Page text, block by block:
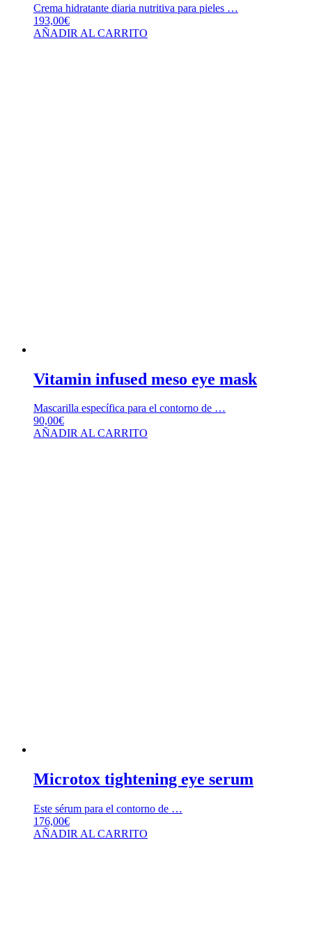
Crema hidratante diaria nutritiva para pieles …
193,00€
AÑADIR AL CARRITO
Vitamin infused meso eye mask
Mascarilla específica para el contorno de …
90,00€
AÑADIR AL CARRITO
Microtox tightening eye serum
Este sérum para el contorno de …
176,00€
AÑADIR AL CARRITO